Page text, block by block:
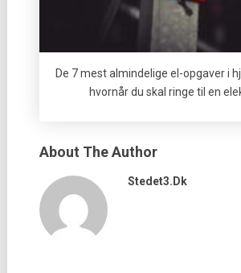
De 7 mest almindelige el-opgaver i
hvornår du skal ringe til en
About The Author
Stedet3.dk